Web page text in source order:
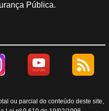
Pública.
ou parcial do conteúdo deste site,